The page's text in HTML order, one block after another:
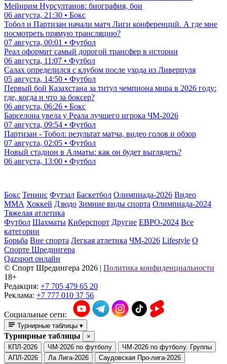
Мейирим Нурсултанов: биография, бои
06 августа, 21:30 • Бокс
Тобол и Партизан начали матч Лиги конференций. А где мне
посмотреть прямую трансляцию?
07 августа, 00:01 • Футбол
Реал оформит самый дорогой трансфер в истории
06 августа, 11:07 • Футбол
Салах определился с клубом после ухода из Ливерпуля
05 августа, 14:50 • Футбол
Первый бой Казахстана за титул чемпиона мира в 2026 году:
где, когда и что за боксер?
06 августа, 06:26 • Бокс
Барселона увела у Реала лучшего игрока ЧМ-2026
07 августа, 09:54 • Футбол
Партизан - Тобол: результат матча, видео голов и обзор
07 августа, 02:05 • Футбол
Новый стадион в Алматы: как он будет выглядеть?
06 августа, 13:00 • Футбол
Бокс Теннис Футзал Баскетбол Олимпиада-2026 Видео
ММА Хоккей Дзюдо Зимние виды спорта Олимпиада-2024
Тяжелая атлетика
Футбол Шахматы Киберспорт Другие ЕВРО-2024 Все
категории
Борьба Вне спорта Легкая атлетика ЧМ-2026 Lifestyle О
Спорте Шредингера
Qazsport онлайн
© Cпорт Шредингера 2026 | Политика конфиденциальности
18+
Редакция: +7 705 479 65 20
Реклама: +7 777 010 37 56
Социальные сети:
Турнирные таблицы ▾
Турнирные таблицы
×
КПЛ-2026
ЧМ-2026 по футболу
ЧМ-2026 по футболу. Группы
АПЛ-2026
Ла Лига-2026
Саудовская Про-лига-2026